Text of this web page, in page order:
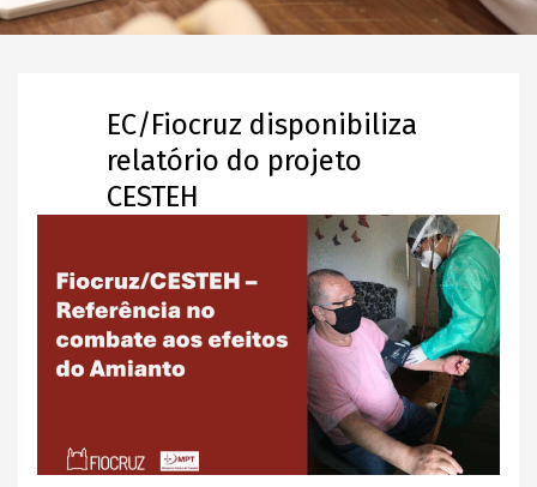
EC/Fiocruz disponibiliza
relatório do projeto
CESTEH